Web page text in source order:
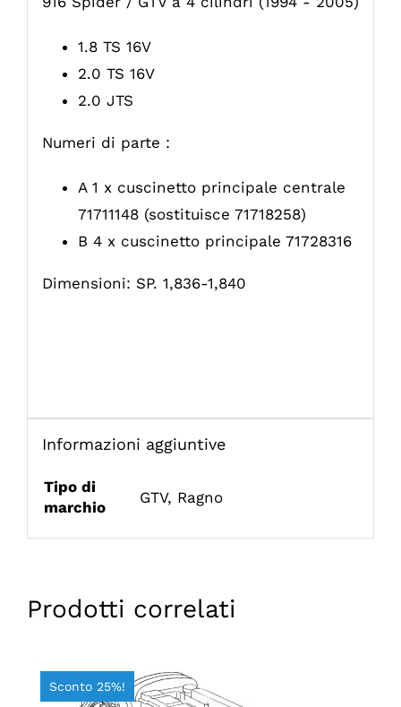
1.8 TS 16V
2.0 TS 16V
2.0 JTS
Numeri di parte :
A 1 x cuscinetto principale centrale
71711148 (sostituisce 71718258)
B 4 x cuscinetto principale 71728316
Dimensioni: SP. 1,836-1,840
Informazioni aggiuntive
Tipo di
marchio
GTV, Ragno
Prodotti correlati
Sconto 25%!